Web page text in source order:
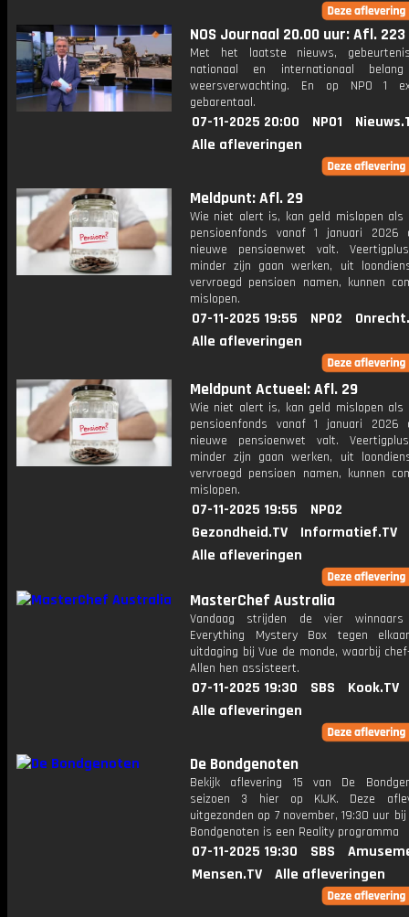
NOS Journaal 20.00 uur: Afl. 223
Met het laatste nieuws,
nationaal en internationaal
weersverwachting. En op NPO 1
gebarentaal.
07-11-2025 20:00 NPO1
Alle afleveringen
Meldpunt: Afl. 29
Wie niet alert is, kan geld mislopen als
pensioenfonds vanaf 1 januari 2026
nieuwe pensioenwet valt.
minder zijn gaan werken, uit
vervroegd pensioen namen, kunnen
mislopen.
07-11-2025 19:55 NPO2
Alle afleveringen
Meldpunt Actueel: Afl. 29
Wie niet alert is, kan geld mislopen als
pensioenfonds vanaf 1 januari 2026
nieuwe pensioenwet valt.
minder zijn gaan werken, uit
vervroegd pensioen namen, kunnen
mislopen.
07-11-2025 19:55
NPO2
Gezondheid.TV
Informatief.TV
Alle afleveringen
MasterChef Australia
Vandaag strijden de vier
Everything Mystery Box tegen
uitdaging bij Vue de monde, waarbij
Allen hen assisteert.
07-11-2025 19:30 SBS
Kook.TV
Alle afleveringen
De Bondgenoten
Bekijk aflevering 15 van De
seizoen 3 hier op KIJK. Deze
uitgezonden op 7 november, 19:30 uur bij
Bondgenoten is een Reality programma
07-11-2025 19:30 SBS
Mensen.TV
Alle afleveringen